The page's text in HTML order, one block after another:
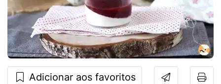
Adicionar aos favoritos